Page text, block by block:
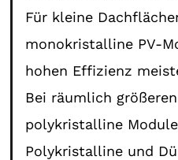
Für kleine
monokristalline PV-
hohen Effizienz
Bei räumlich
polykristalline
Polykristalline und